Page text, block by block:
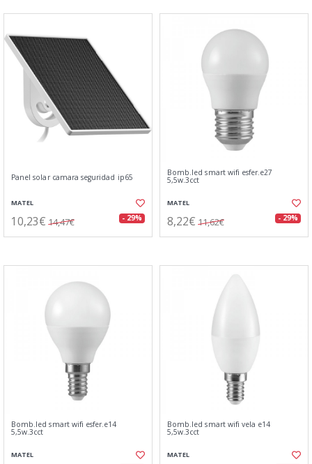
Panel solar camara seguridad ip65
MATEL
10,23€ 14,47€ - 29%
Bomb.led smart wifi esfer.e27
5,5w.3cct
MATEL
8,22€ 11,62€ - 29%
Bomb.led smart wifi esfer.e14
5,5w.3cct
MATEL
Bomb.led smart wifi vela e14
5,5w.3cct
MATEL